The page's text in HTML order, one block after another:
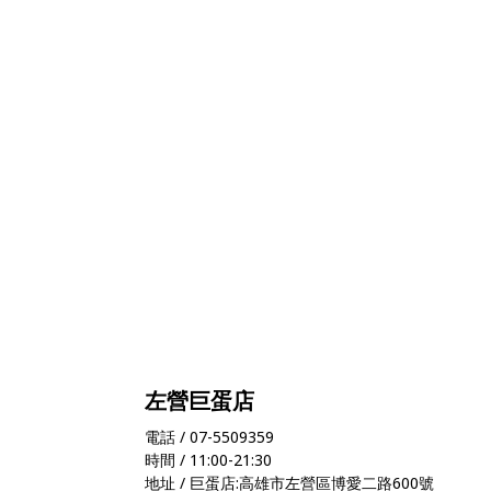
左營巨蛋店
電話 / 07-5509359
時間 / 11:00-21:30
地址 / 巨蛋店:高雄市左營區博愛二路600號